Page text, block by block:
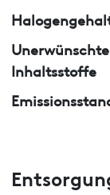
Unerwünschte
Inhaltsstoffe